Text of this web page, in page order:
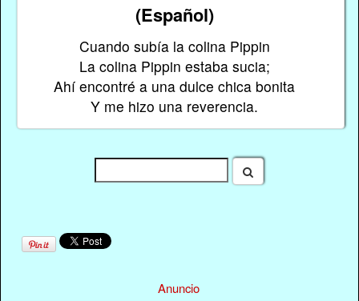
(Español)
Cuando subía la colina Pippin
La colina Pippin estaba sucia;
Ahí encontré a una dulce chica bonita
Y me hizo una reverencia.
Anuncio